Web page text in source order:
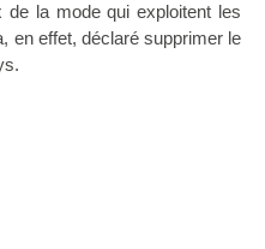
de la mode qui exploitent les
en effet, déclaré supprimer le